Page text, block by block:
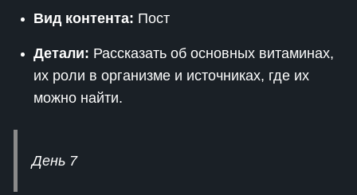
Вид контента: Пост
Детали: Рассказать об основных витаминах,
их роли в организме и источниках, где их
можно найти.
День 7